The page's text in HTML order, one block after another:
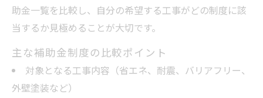
助金一覧を比較し、自分の希望する工事がどの制度に該
当するか見極めることが大切です。
主な補助金制度の比較ポイント
対象となる工事内容（省エネ、耐震、バリアフリー、
外壁塗装など）